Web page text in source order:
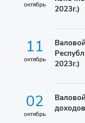
октябрь
2023г.)
11
октябрь
2023г.)
02
октябрь